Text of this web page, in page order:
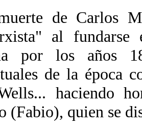
de Carlos
al
por los años
de la época
haciendo
(Fabio), quien se